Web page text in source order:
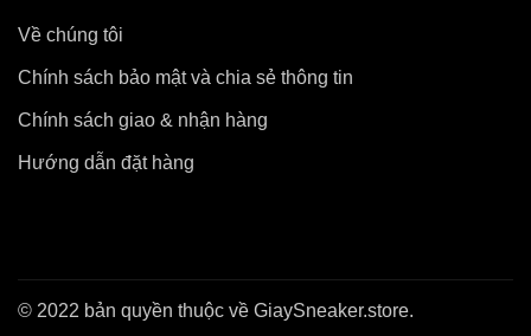
Về chúng tôi
Chính sách bảo mật và chia sẻ thông tin
Chính sách giao & nhận hàng
Hướng dẫn đặt hàng
© 2022 bản quyền thuộc về GiaySneaker.store.